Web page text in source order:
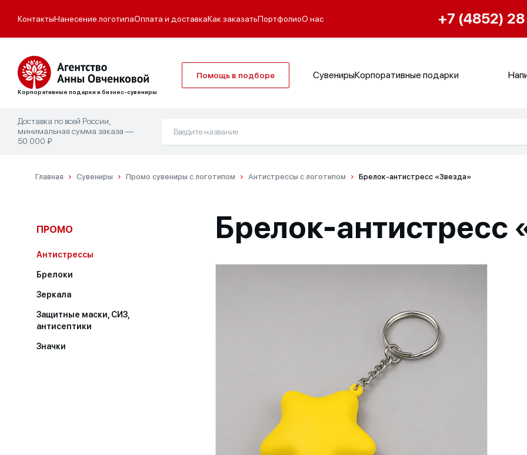
КонтактыНанесение логотипаОплата и доставкаКак заказатьПортфолиоО нас +7 (4852)
Корпоративные подарки и бизнес-сувениры
Помощь в подборе СувенирыКорпоративные подарки
Доставка по всей России,
минимальная сумма заказа —
50 000 ₽
Главная Сувениры Промо сувениры с логотипом Антистрессы с логотипом Брелок-антистресс «Звезда»
ПРОМО
Антистрессы
Брелоки
Зеркала
Защитные маски, СИЗ,
антисептики
Значки
Брелок-антистресс